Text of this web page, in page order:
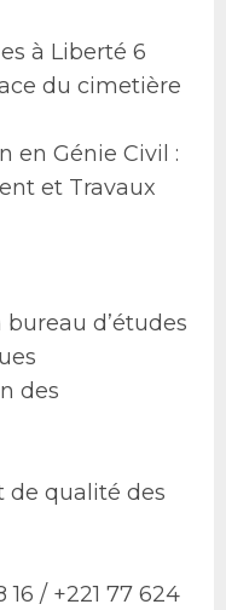
à Liberté 6
du cimetière
en Génie Civil :
et Travaux
d’études
des
de qualité des
16 / +221 77 624